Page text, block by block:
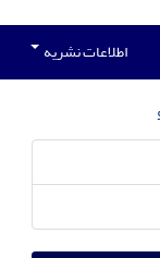
اطلاعات نشریه